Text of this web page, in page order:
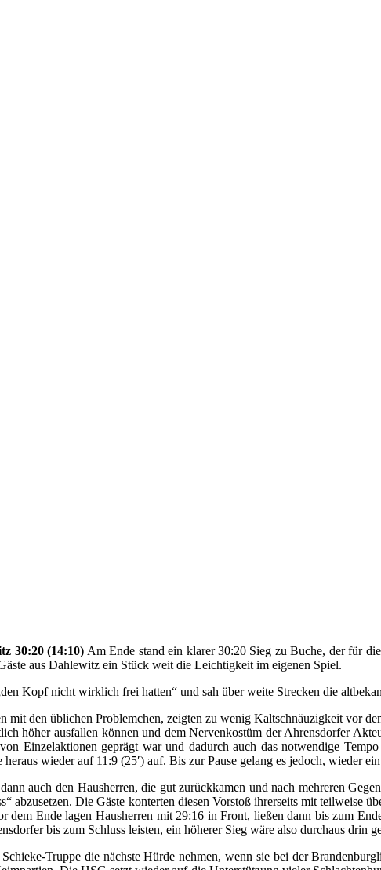
30:20 (14:10) Am Ende stand ein klarer 30:20 Sieg zu Buche, der für
aus Dahlewitz ein Stück weit die Leichtigkeit im eigenen Spiel.
Kopf nicht wirklich frei hatten“ und sah über weite Strecken die
mit den üblichen Problemchen, zeigten zu wenig Kaltschnäuzigkeit vor
höher ausfallen können und dem Nervenkostüm der Ahrensdorfer
Einzelaktionen geprägt war und dadurch auch das notwendige
wieder auf 11:9 (25′) auf. Bis zur Pause gelang es jedoch, wieder
auch den Hausherren, die gut zurückkamen und nach mehreren
abzusetzen. Die Gäste konterten diesen Vorstoß ihrerseits mit teilweise
dem Ende lagen Hausherren mit 29:16 in Front, ließen dann bis zum
bis zum Schluss leisten, ein höherer Sieg wäre also durchaus drin
Truppe die nächste Hürde nehmen, wenn sie bei der